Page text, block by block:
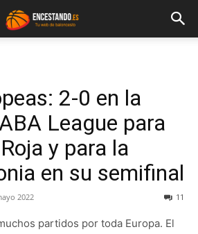
2-0 en la
League para
y para la
en su semifinal
2022 11
partidos por toda Europa. El